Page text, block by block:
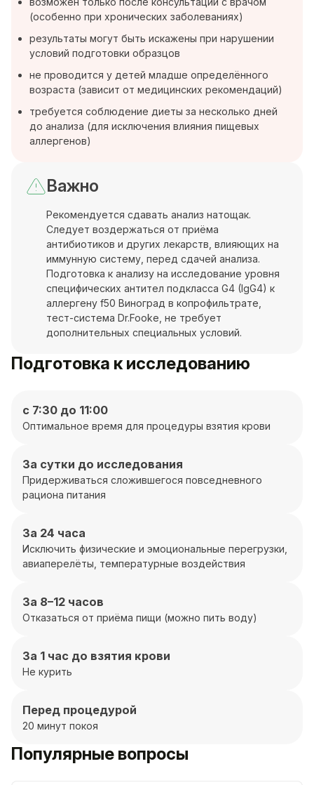
(особенно при хронических заболеваниях)
результаты могут быть искажены при нарушении
условий подготовки образцов
не проводится у детей младше определённого
возраста (зависит от медицинских рекомендаций)
требуется соблюдение диеты за несколько дней
до анализа (для исключения влияния пищевых
аллергенов)
Важно
Рекомендуется сдавать анализ натощак.
Следует воздержаться от приёма
антибиотиков и других лекарств, влияющих на
иммунную систему, перед сдачей анализа.
Подготовка к анализу на исследование уровня
специфических антител подкласса G4 (IgG4) к
аллергену f50 Виноград в копрофильтрате,
тест-система Dr.Fooke, не требует
дополнительных специальных условий.
Подготовка к исследованию
с 7:30 до 11:00
Оптимальное время для процедуры взятия крови
За сутки до исследования
Придерживаться сложившегося повседневного
рациона питания
За 24 часа
Исключить физические и эмоциональные перегрузки,
авиаперелёты, температурные воздействия
За 8–12 часов
Отказаться от приёма пищи (можно пить воду)
За 1 час до взятия крови
Не курить
Перед процедурой
20 минут покоя
Популярные вопросы